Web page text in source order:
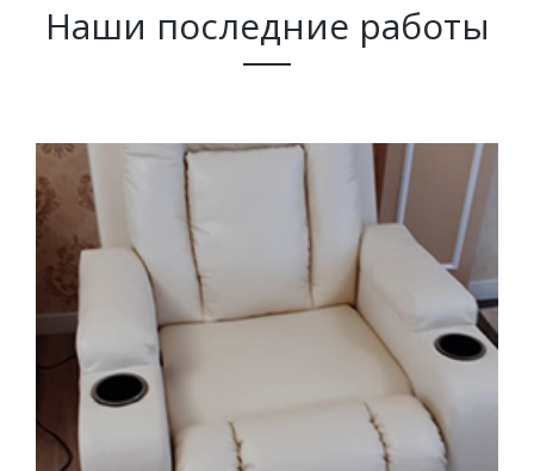
Наши последние работы